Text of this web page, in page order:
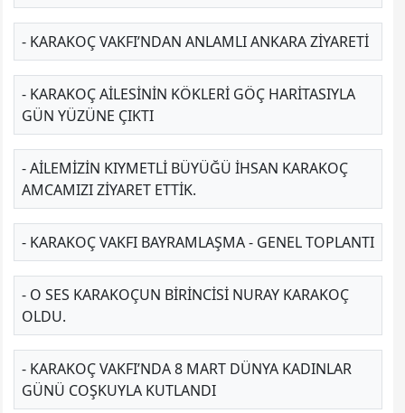
- KARAKOÇ VAKFI’NDAN ANLAMLI ANKARA ZİYARETİ
- KARAKOÇ AİLESİNİN KÖKLERİ GÖÇ HARİTASIYLA
GÜN YÜZÜNE ÇIKTI
- AILEMIZIN KIYMETLI BÜYÜĞÜ İHSAN KARAKOÇ
AMCAMIZI ZIYARET ETTIK.
- KARAKOÇ VAKFI BAYRAMLAŞMA - GENEL TOPLANTI
- O SES KARAKOÇUN BIRINCISI NURAY KARAKOÇ
OLDU.
- KARAKOÇ VAKFI’NDA 8 MART DÜNYA KADINLAR
GÜNÜ COŞKUYLA KUTLANDI